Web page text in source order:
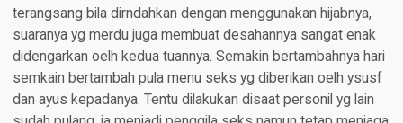
terangsang bila dirndahkan dengan menggunakan hijabnya,
suaranya yg merdu juga membuat desahannya sangat enak
didengarkan oelh kedua tuannya. Semakin bertambahnya hari
semkain bertambah pula menu seks yg diberikan oelh ysusf
dan ayus kepadanya. Tentu dilakukan disaat personil yg lain